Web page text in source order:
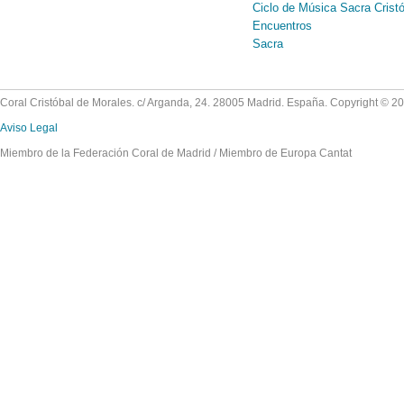
Ciclo de Música Sacra
Encuentros
Sacra
Coral Cristóbal de Morales. c/ Arganda, 24. 28005 Madrid. España. Copyright ©
Aviso Legal
Miembro de la Federación Coral de Madrid / Miembro de Europa Cantat